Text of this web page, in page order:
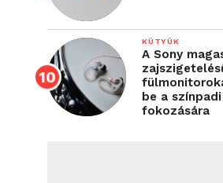
KÜTYÜK
A Sony
be a
fokozására